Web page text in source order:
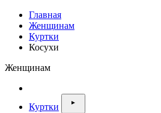
Главная
Женщинам
Куртки
Косухи
Женщинам
Куртки